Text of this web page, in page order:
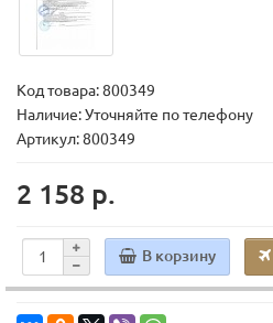
Код товара:800349
Наличие: Уточняйте по телефону
Артикул: 800349
2 158 р.
В корзину